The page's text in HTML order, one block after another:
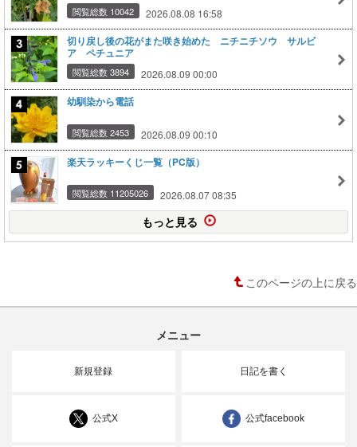
閲覧総数 10042 2026.08.08 16:58
切り戻し後の花がまた咲き始めた ニチニチソウ サルビ
ア ペチュニア
閲覧総数 3894 2026.08.09 00:00
幼馴染から電話
閲覧総数 2453 2026.08.09 00:10
楽天ラッキーくじ一覧（PC版）
閲覧総数 11205026 2026.08.07 08:35
もっと見る
このページの上に戻る
メニュー
新規登録 日記を書く
公式X 公式facebook